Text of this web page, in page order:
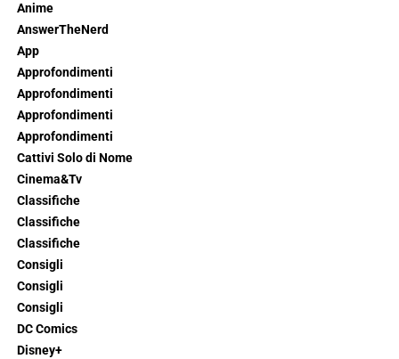
Anime
AnswerTheNerd
App
Approfondimenti
Approfondimenti
Approfondimenti
Approfondimenti
Cattivi Solo di Nome
Cinema&Tv
Classifiche
Classifiche
Classifiche
Consigli
Consigli
Consigli
DC Comics
Disney+